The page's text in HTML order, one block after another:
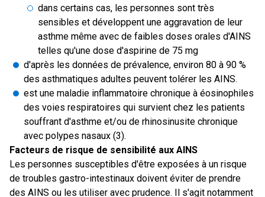
dans certains cas, les personnes sont très
sensibles et développent une aggravation de leur
asthme même avec de faibles doses orales d'AINS
telles qu'une dose d'aspirine de 75 mg
d'après les données de prévalence, environ 80 à 90 %
des asthmatiques adultes peuvent tolérer les AINS.
est une maladie inflammatoire chronique à éosinophiles
des voies respiratoires qui survient chez les patients
souffrant d'asthme et/ou de rhinosinusite chronique
avec polypes nasaux (3).
Facteurs de risque de sensibilité aux AINS
Les personnes susceptibles d'être exposées à un risque
de troubles gastro-intestinaux doivent éviter de prendre
des AINS ou les utiliser avec prudence. Il s'agit notamment